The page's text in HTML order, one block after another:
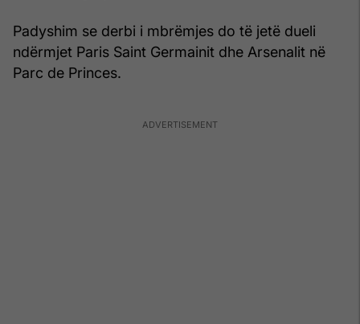
Padyshim se derbi i mbrëmjes do të jetë dueli
ndërmjet Paris Saint Germainit dhe Arsenalit në
Parc de Princes.